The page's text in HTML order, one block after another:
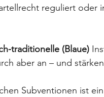
reguliert oder
traditionelle (Blaue)
aber an – und
Subventionen ist